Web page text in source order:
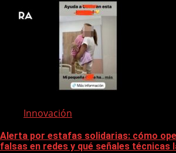
Innovación
Alerta por estafas solidarias: cómo
falsas en redes y qué señales técnicas